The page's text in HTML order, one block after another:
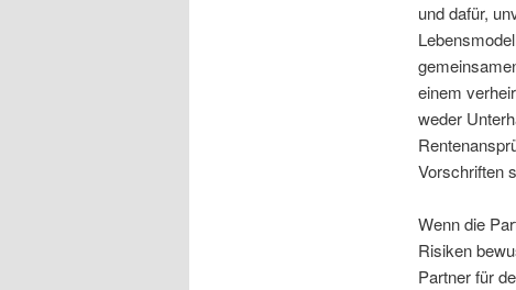
und dafür,
einem
weder
Vorschriften
Wenn die
Risiken
Partner für